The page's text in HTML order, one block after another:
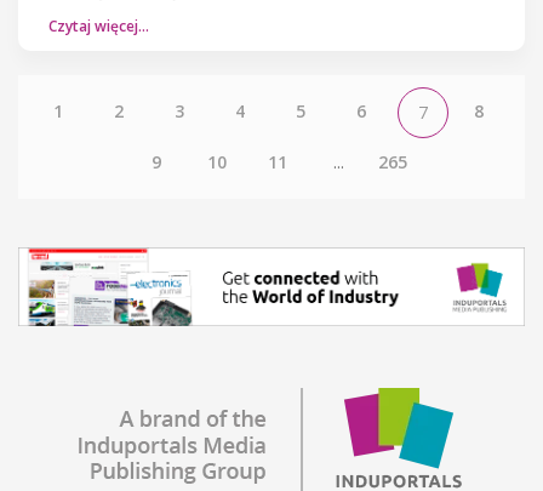
Czytaj więcej…
1 2 3 4 5 6 7 8
9 10 11 ... 265